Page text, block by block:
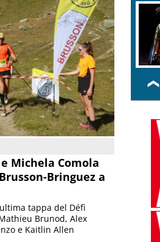
Michela Comola
Bringuez a
tappa del Défì
Brunod, Alex
e Kaitlin Allen
❮